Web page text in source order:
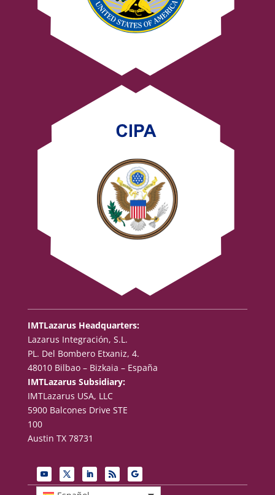
IMTLazarus Headquarters:
Lazarus Integración, S.L.
PL. Del Bombero Etxaniz, 4.
48010 Bilbao – Bizkaia – España
IMTLazarus Subsidiary:
IMTLazarus USA, LLC
5900 Balcones Drive STE
100
Austin TX 78731